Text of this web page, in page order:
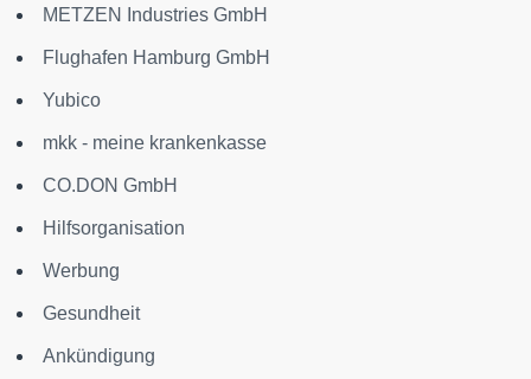
METZEN Industries GmbH
Flughafen Hamburg GmbH
Yubico
mkk - meine krankenkasse
CO.DON GmbH
Hilfsorganisation
Werbung
Gesundheit
Ankündigung